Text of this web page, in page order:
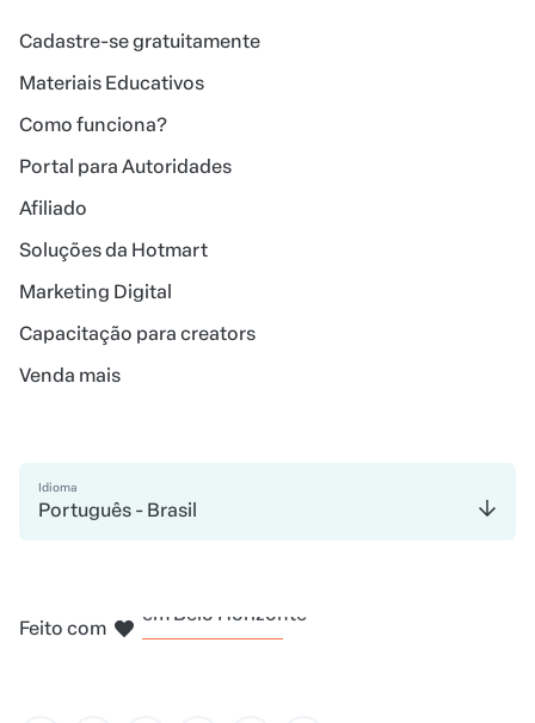
Cadastre-se gratuitamente
Materiais Educativos
Como funciona?
Portal para Autoridades
Afiliado
Soluções da Hotmart
Marketing Digital
Capacitação para creators
Venda mais
Idioma
Português - Brasil
Feito com em Belo Horizonte